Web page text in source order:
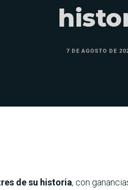
7 DE AGOSTO DE
de su historia, con